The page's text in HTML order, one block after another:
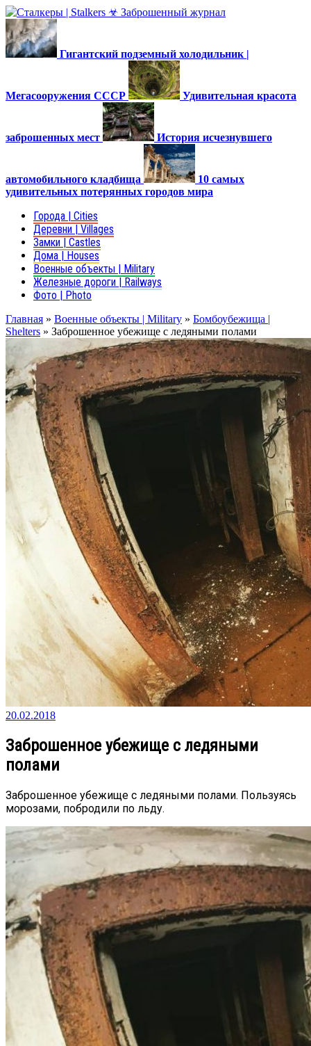
Гигантский подземный холодильник |
Мегасооружения СССР Удивительная красота
заброшенных мест История исчезнувшего
автомобильного кладбища
10 самых
удивительных потерянных городов мира
Города | Cities
Деревни | Villages
Замки | Castles
Дома | Houses
Военные объекты | Military
Железные дороги | Railways
Фото | Photo
Главная » Военные объекты | Military » Бомбоубежища |
Shelters » Заброшенное убежище с ледяными полами
20.02.2018
Заброшенное убежище с ледяными
полами
Заброшенное убежище с ледяными полами. Пользуясь
морозами, побродили по льду.